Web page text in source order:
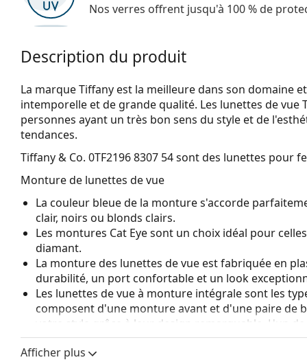
Nos verres offrent jusqu'à 100 % de
Description du produit
La marque Tiffany est la meilleure dans son domaine
intemporelle et de grande qualité. Les lunettes de
personnes ayant un très bon sens du style et de
tendances.
Tiffany & Co. 0TF2196 8307 54sont des lunettes pour
Monture de lunettes de vue
La couleur bleue de la monture s'accorde
clair, noirs ou blonds clairs.
Les montures Cat Eye sont un choix idéal pour
diamant.
La monture des lunettes de vue est fabriquée en
durabilité, un port confortable et un look
Les lunettes de vue à monture intégrale sont les
composent d'une monture avant et d'une paire de
votre style grâce à leur design remarquable. L'un
fait qu'elles enferment entièrement le verre, et
de monture convient à tous les verres, y compris
Afficher plus